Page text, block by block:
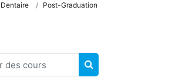
Post-Graduation
cours
RECHERCHER DES